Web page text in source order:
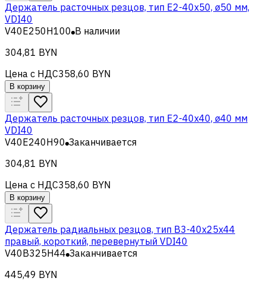
Держатель расточных резцов, тип Е2-40х50, ø50 мм,
VDI40
V40E250H100 В наличии
304,81 BYN
Цена с НДС358,60 BYN
В корзину
Держатель расточных резцов, тип Е2-40х40, ø40 мм
VDI40
V40E240H90 Заканчивается
304,81 BYN
Цена с НДС358,60 BYN
В корзину
Держатель радиальных резцов, тип B3-40х25х44
правый, короткий, перевернутый VDI40
V40B325H44 Заканчивается
445,49 BYN